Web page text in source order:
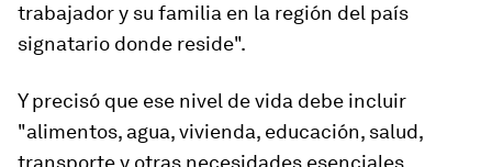
trabajador y su familia en la región del país
signatario donde reside".
Y precisó que ese nivel de vida debe incluir
"alimentos, agua, vivienda, educación, salud,
transporte y otras necesidades esenciales,